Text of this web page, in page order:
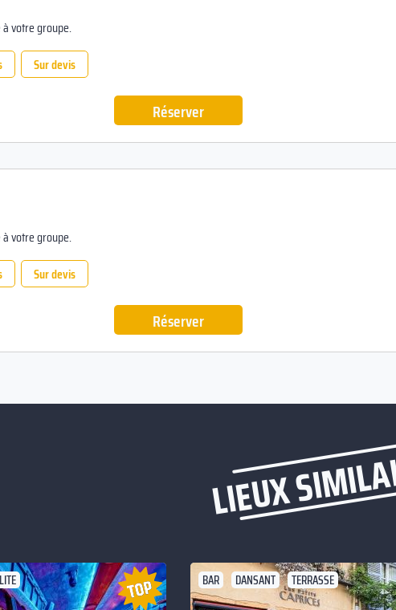
votre groupe.
Sur devis
Réserver
votre groupe.
Sur devis
Réserver
LIEUX
BAR DANSANT TERRASSE